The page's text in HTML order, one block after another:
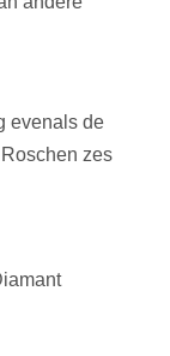
evenals de
zes